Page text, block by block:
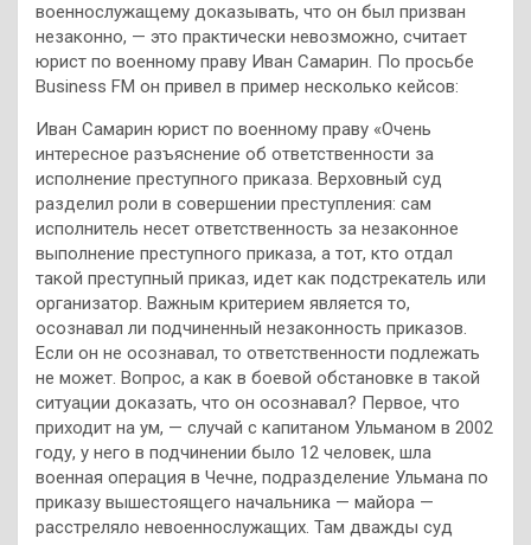
военнослужащему доказывать, что он был призван
незаконно, — это практически невозможно, считает
юрист по военному праву Иван Самарин. По просьбе
Business FM он привел в пример несколько кейсов:
Иван Самарин юрист по военному праву «Очень
интересное разъяснение об ответственности за
исполнение преступного приказа. Верховный суд
разделил роли в совершении преступления: сам
исполнитель несет ответственность за незаконное
выполнение преступного приказа, а тот, кто отдал
такой преступный приказ, идет как подстрекатель или
организатор. Важным критерием является то,
осознавал ли подчиненный незаконность приказов.
Если он не осознавал, то ответственности подлежать
не может. Вопрос, а как в боевой обстановке в такой
ситуации доказать, что он осознавал? Первое, что
приходит на ум, — случай с капитаном Ульманом в 2002
году, у него в подчинении было 12 человек, шла
военная операция в Чечне, подразделение Ульмана по
приказу вышестоящего начальника — майора —
расстреляло невоеннослужащих. Там дважды суд